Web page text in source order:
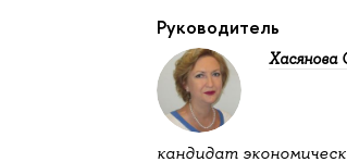
Руководитель
Хасянова
кандидат